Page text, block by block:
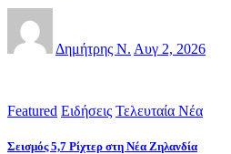
Δημήτρης Ν. Αυγ 2, 2026
Featured Ειδήσεις Τελευταία Νέα
Σεισμός 5,7 Ρίχτερ στη Νέα Ζηλανδία